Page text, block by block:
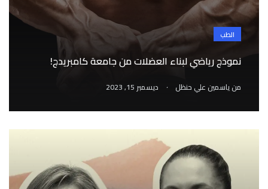
الطب
نموذج رياضي لبناء العضلات من جامعة كامبريدج!
منياسمين علي حنظل . ديسمبر 15, 2023